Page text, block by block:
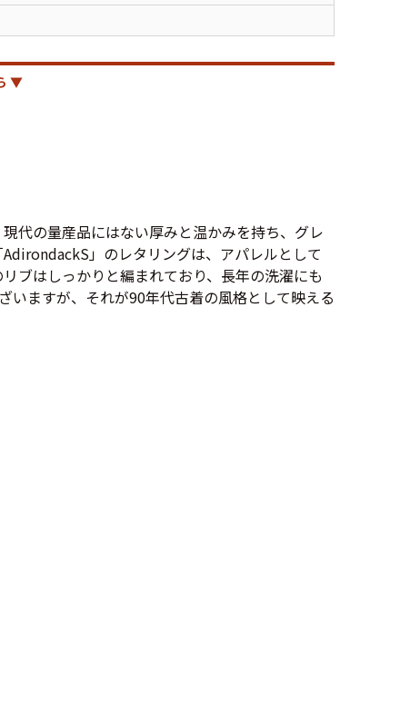
アニメ
Tシャツ
Period 年代から探す
▼
代の量産品にはない厚みと温かみを持ち、グレ
」のレタリングは、アパレルとして
ブはしっかりと編まれており、長年の洗濯にも
いますが、それが90年代古着の風格として映える